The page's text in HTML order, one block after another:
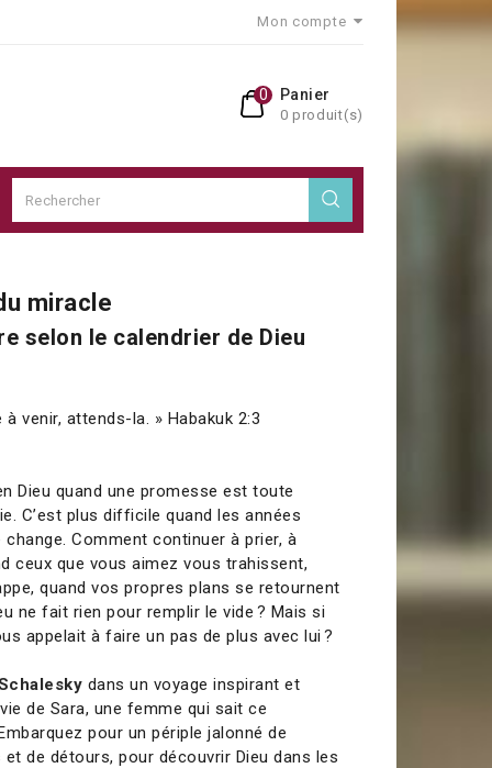
Mon compte
Panier
0 produit(s)
0
miracle
selon le calendrier de Dieu
venir, attends-la. » Habakuk 2:3
Dieu quand une promesse est toute
C’est plus difficile quand les années
Comment continuer à prier, à
ceux que vous aimez vous trahissent,
quand vos propres plans se retournent
ne fait rien pour remplir le vide ? Mais si
appelait à faire un pas de plus avec lui ?
dans un voyage inspirant et
de Sara, une femme qui sait ce
pour un périple jalonné de
de détours, pour découvrir Dieu dans les